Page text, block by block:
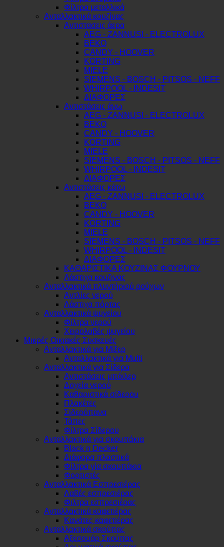
Φίλτρα μεταλλικά
Ανταλλακτικά κουζίνας
Αντιστασεις άερα
AEG - ZANNUSI - ELECTROLUX
BEKO
CANDY - HOOVER
KORTING
MIELE
SIEMENS - BOSCH - PITSOS - NEFF
WHIRPOOL - INDESIT
ΔΙΑΦΟΡΕΣ
Αντιστάσεις άνω
AEG - ZANNUSI - ELECTROLUX
BEKO
CANDY - HOOVER
KORTING
MIELE
SIEMENS - BOSCH - PITSOS - NEFF
WHIRPOOL - INDESIT
ΔΙΑΦΟΡΕΣ
Αντιστάσεις κάτω
AEG - ZANNUSI - ELECTROLUX
BEKO
CANDY - HOOVER
KORTING
MIELE
SIEMENS - BOSCH - PITSOS - NEFF
WHIRPOOL - INDESIT
ΔΙΑΦΟΡΕΣ
ΚΑΘΑΡΙΣΤΙΚΑ ΚΟΥΖΙΝΑΣ ΦΟΥΡΝΟΥ
Λάστιχα κουζινας
Ανταλλακτικά πλυντήριού ρούχων
Αντλίες νερού
Λάστιχα πόρτας
Ανταλλακτικά ψυγείου
Φίλτρα νερού
Χειρολαβές ψυγείου
Μικρές Οικιακές Συσκευές
Ανταλλακτικά για Μίξερ
Ανταλλακτικά για Multi
Ανταλλακτικά για Σίδερα
Αντιστάσεις μπόιλερ
Δοχεία νερού
Καθαριστικά σίδερου
Πλακέτες
Σιδερόπανα
Τάπες
Φίλτρα Σίδερου
Ανταλλακτικά για σκουπάκια
Black n Decker
Διάφορα πλαστικά
Φίλτρα γία σκουπάκια
Φορτιστές
Ανταλλακτικά Εσπρεσιέρας
Λαβές εσπρεσιέρας
Φιλτρα εσπρεσιέρας
Ανταλλακτικά καφετιέρας
Κανάτες καφετιέρας
Ανταλλακτικά σκούπας
Αξεσουάρ Σκούπας